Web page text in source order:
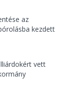
az
kezdett
vett